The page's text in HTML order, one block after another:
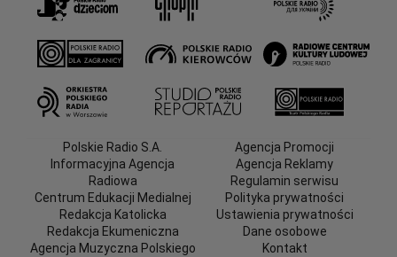
Polskie Radio S.A.
Informacyjna Agencja
Radiowa
Centrum Edukacji Medialnej
Redakcja Katolicka
Redakcja Ekumeniczna
Agencja Muzyczna Polskiego
Agencja Promocji
Agencja Reklamy
Regulamin serwisu
Polityka prywatności
Ustawienia prywatności
Dane osobowe
Kontakt